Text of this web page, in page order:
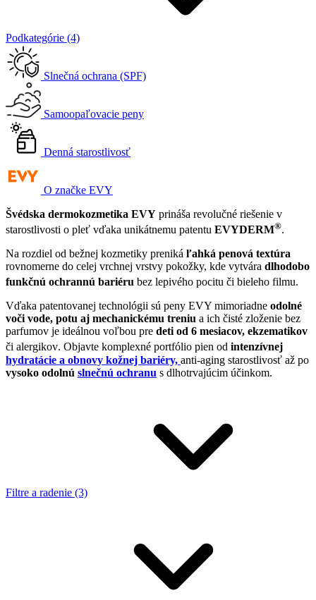
Podkategórie (4)
Slnečná ochrana (SPF)
Samoopaľovacie peny
Denná starostlivosť
O značke EVY
Švédska dermokozmetika EVY prináša revolučné riešenie v
starostlivosti o pleť vďaka unikátnemu patentu EVYDERM®.
Na rozdiel od bežnej kozmetiky preniká ľahká penová textúra
rovnomerne do celej vrchnej vrstvy pokožky, kde vytvára dlhodobo
funkčnú ochrannú bariéru bez lepivého pocitu či bieleho filmu.
Vďaka patentovanej technológii sú peny EVY mimoriadne odolné
voči vode, potu aj mechanickému treniu a ich čisté zloženie bez
parfumov je ideálnou voľbou pre deti od 6 mesiacov, ekzematikov
či alergikov. Objavte komplexné portfólio pien od intenzívnej
hydratácie a obnovy kožnej bariéry, anti-aging starostlivosť až po
vysoko odolnú slnečnú ochranu s dlhotrvajúcim účinkom.
Filtre a radenie (3)